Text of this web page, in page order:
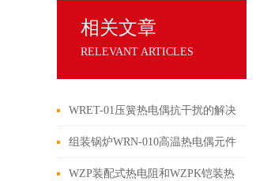
相关文章
RELEVANT ARTICLES
WRET-01压簧热电偶抗干扰的解决
方法
组装锅炉WRN-010高温热电偶元件
产品说明
WZP装配式热电阻和WZPK铠装热